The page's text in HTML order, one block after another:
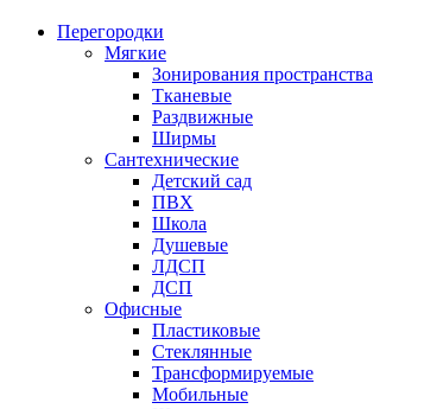
Перегородки
Мягкие
Зонирования пространства
Тканевые
Раздвижные
Ширмы
Сантехнические
Детский сад
ПВХ
Школа
Душевые
ЛДСП
ДСП
Офисные
Пластиковые
Стеклянные
Трансформируемые
Мобильные